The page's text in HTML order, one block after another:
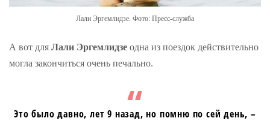
Лали Эргемлидзе. Фото: Пресс-служба
А вот для Лали Эргемлидзе одна из поездок действительно
могла закончиться очень печально.
Это было давно, лет 9 назад, но помню по сей день, –